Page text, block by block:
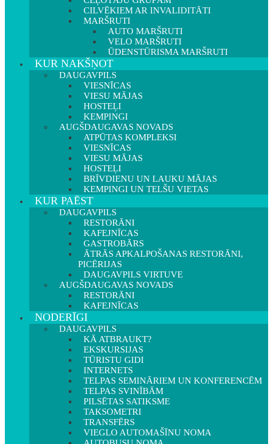
CILVĒKIEM AR INVALIDITĀTI
MARŠRUTI
AUTO MARŠRUTI
VELO MARŠRUTI
ŪDENSTŪRISMA MARŠRUTI
KUR NAKŠŅOT
DAUGAVPILS
VIESNĪCAS
VIESU MĀJAS
HOSTEĻI
KEMPINGI
AUGŠDAUGAVAS NOVADS
ATPŪTAS KOMPLEKSI
VIESNĪCAS
VIESU MĀJAS
HOSTEĻI
BRĪVDIENU UN LAUKU MĀJAS
KEMPINGI UN TELŠU VIETAS
KUR PAĒST
DAUGAVPILS
RESTORĀNI
KAFEJNĪCAS
GASTROBĀRS
ĀTRĀS APKALPOŠANAS RESTORĀNI,
PICĒRIJAS
DAUGAVPILS VIRTUVE
AUGŠDAUGAVAS NOVADS
RESTORĀNI
KAFEJNĪCAS
NODERĪGI
DAUGAVPILS
KĀ ATBRAUKT?
EKSKURSIJAS
TŪRISTU GIDI
INTERNETS
TELPAS SEMINĀRIEM UN KONFERENCĒM
TELPAS SVINĪBĀM
PILSĒTAS SATIKSME
TAKSOMETRI
TRANSFĒRS
VIEGLO AUTOMAŠĪNU NOMA